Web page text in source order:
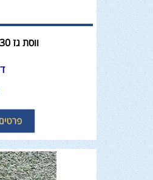
ווסת גז 30 מיליבר / 10 קג"ש